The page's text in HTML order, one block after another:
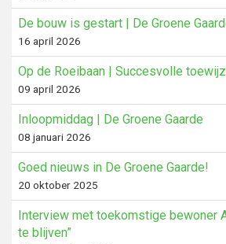
De bouw is gestart | De Groene
16 april 2026
Op de Roeibaan | Succesvolle
09 april 2026
Inloopmiddag | De Groene Gaarde
08 januari 2026
Goed nieuws in De Groene Gaarde!
20 oktober 2025
Interview met toekomstige bewoner
te blijven”